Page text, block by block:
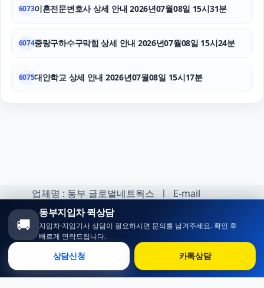
6073이혼전문변호사 상세 안내 2026년07월08일 15시31분
6074중랑구하수구막힘 상세 안내 2026년07월08일 15시24분
6075대안학교 상세 안내 2026년07월08일 15시17분
업체명 : 동부 글로벌네트웍스 ㅣ E-mail
:minhoh1@naver.com
카카오톡 오픈채팅 :
https://open.kakao.com/o/sqlsXOji
Copyright ⓒ 동부 지입차 All rights reserved.
🚚
동부지입차 퀵상담
지입차·지입기사 상담이 필요하시면 문의를 남겨주세요. 확인 후
빠르게 연락드립니다.
상담신청 카톡상담